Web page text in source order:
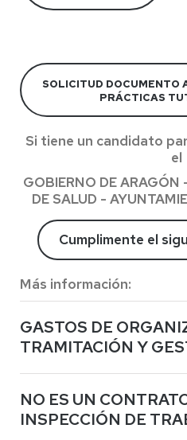
SOLICITUD DOCUMENTO
PRÁCTICAS
Si tiene un candidato
el
GOBIERNO DE ARAGÓN
DE SALUD -
Cumplimente el
Más información:
GASTOS DE
TRAMITACIÓN Y
extracurriculares se venía
aunque cambiasen las
NO ES UN
INSPECCIÓN DE